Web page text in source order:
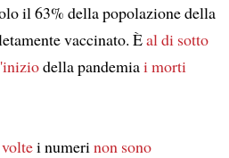
il 63% della popolazione della
vaccinato. Èal di sotto
della pandemiai morti
i numerinon sono